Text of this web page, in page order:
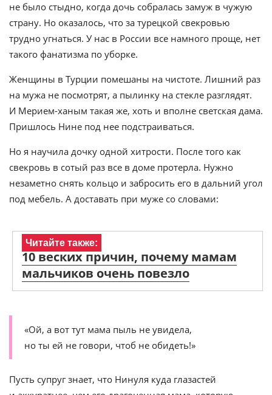
не было стыдно, когда дочь собралась замуж в чужую
страну. Но оказалось, что за турецкой свекровью
трудно угнаться. У нас в России все намного проще, нет
такого фанатизма по уборке.
Женщины в Турции помешаны на чистоте. Лишний раз
на мужа не посмотрят, а пылинку на стекле разглядят.
И Мерием-ханым такая же, хоть и вполне светская дама.
Пришлось Нине под нее подстраиваться.
Но я научила дочку одной хитрости. После того как
свекровь в сотый раз все в доме протерла. Нужно
незаметно снять кольцо и забросить его в дальний угол
под мебель. А доставать при муже со словами:
Читайте также:
10 веских причин, почему мамам
мальчиков очень повезло
«Ой, а вот тут мама пыль не увидела,
но ты ей не говори, чтоб не обидеть!»
Пусть супруг знает, что Нинуля куда глазастей